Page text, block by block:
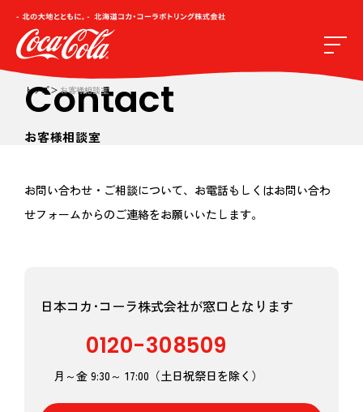
トップ お客様相談室
Contact
お客様相談室
お問い合わせ・ご相談について、お電話もしくはお問い合わ
せフォームからのご連絡をお願いいたします。
日本コカ･コーラ株式会社が窓口となります
0120-308509
月～金 9:30～ 17:00（土日祝祭日を除く）